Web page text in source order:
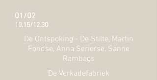
01/02
10.15/12.30
De Ontspoking - De Stilte, Martin
Fondse, Anna Serierse, Sanne
Rambags
De Verkadefabriek